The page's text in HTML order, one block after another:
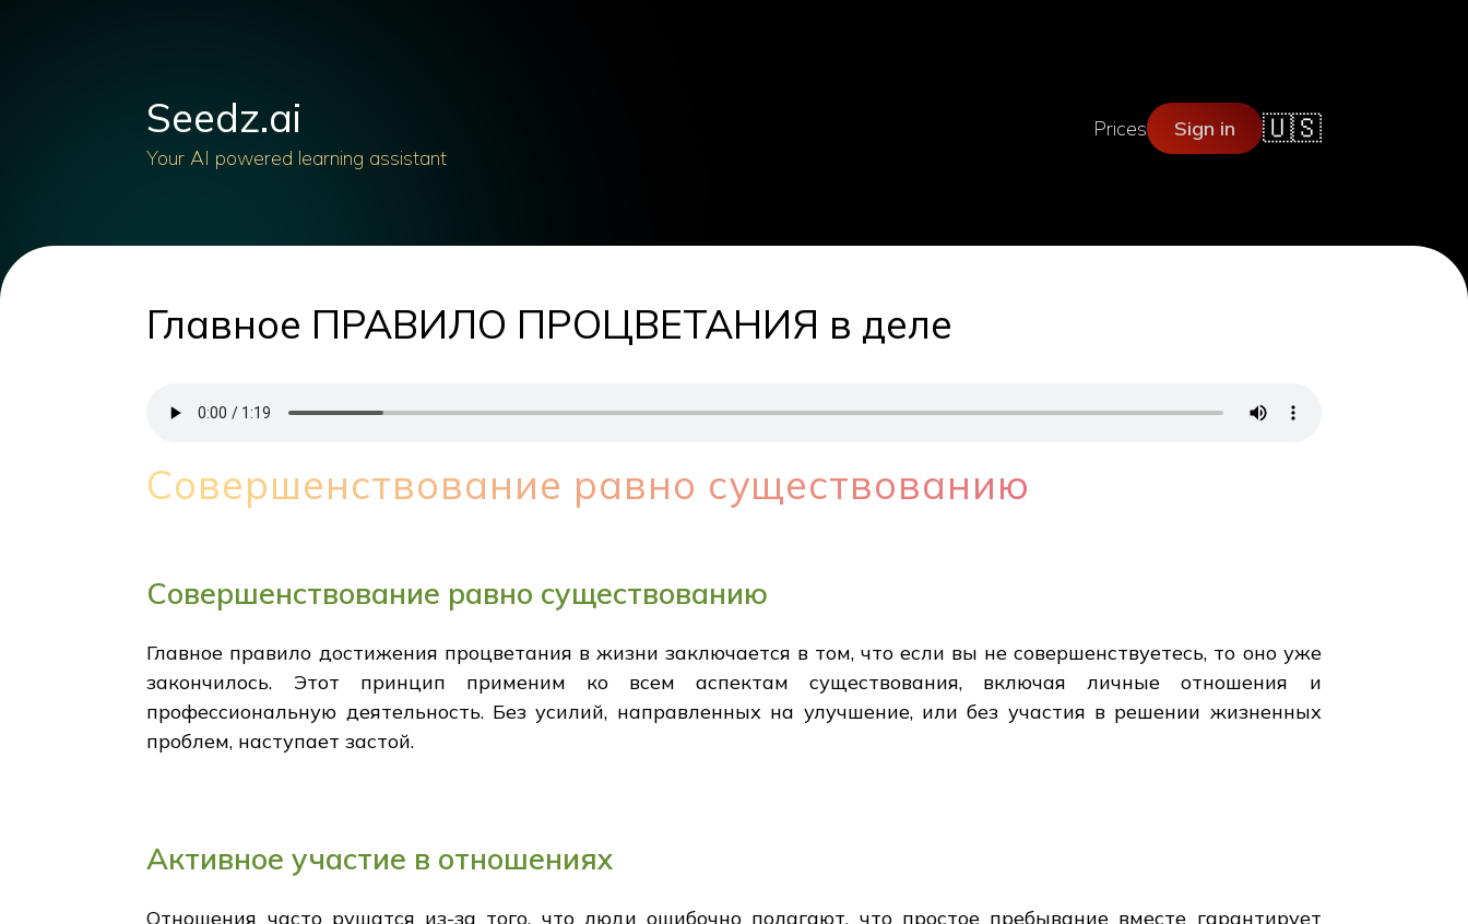
Seedz.ai
Your AI powered learning assistant
Prices Sign in 🇺🇸
Главное ПРАВИЛО ПРОЦВЕТАНИЯ в деле
Совершенствование равно существованию
Совершенствование равно существованию
Главное правило достижения процветания в жизни заключается в том, что если вы не совершенствуетесь, то оно уже
закончилось. Этот принцип применим ко всем аспектам существования, включая личные отношения и
профессиональную деятельность. Без усилий, направленных на улучшение, или без участия в решении жизненных
проблем, наступает застой.
Активное участие в отношениях
Отношения часто рушатся из-за того, что люди ошибочно полагают, что простое пребывание вместе гарантирует